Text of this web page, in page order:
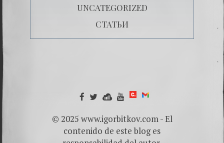
UNCATEGORIZED
СТАТЬИ
© 2025 www.igorbitkov.com - El
contenido de este blog es